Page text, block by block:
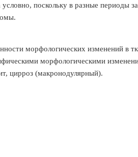
поскольку в разные периоды
морфологических изменений в
морфологическими
цирроз (макронодулярный).